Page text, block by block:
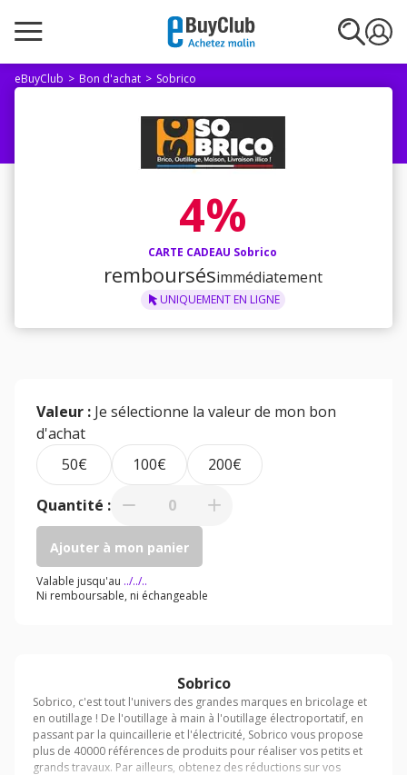
eBuyClub Bon d'achat Sobrico
4%
CARTE CADEAU Sobrico
remboursésimmédiatement
UNIQUEMENT EN LIGNE
Valeur : Je sélectionne la valeur de mon bon
d'achat
50€
100€ 200€
Quantité : 0
Ajouter à mon panier
Valable jusqu'au ../../..
Ni remboursable, ni échangeable
Sobrico